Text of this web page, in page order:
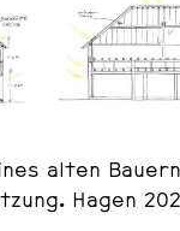
alten
Hagen